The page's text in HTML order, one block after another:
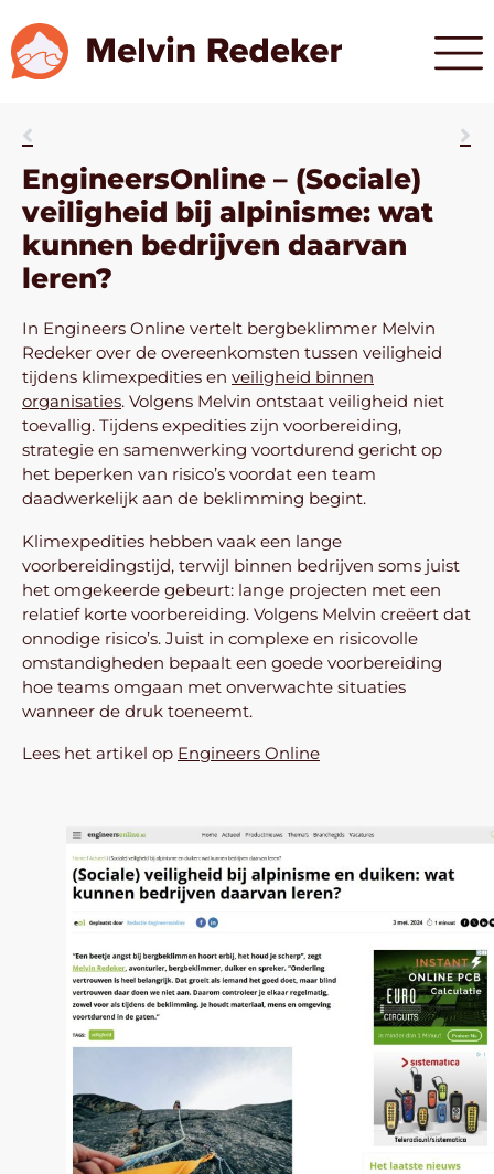
EngineersOnline – (Sociale)
veiligheid bij alpinisme: wat
kunnen bedrijven daarvan
leren?
In Engineers Online vertelt bergbeklimmer Melvin
Redeker over de overeenkomsten tussen veiligheid
tijdens klimexpedities en veiligheid binnen
organisaties. Volgens Melvin ontstaat veiligheid niet
toevallig. Tijdens expedities zijn voorbereiding,
strategie en samenwerking voortdurend gericht op
het beperken van risico’s voordat een team
daadwerkelijk aan de beklimming begint.
Klimexpedities hebben vaak een lange
voorbereidingstijd, terwijl binnen bedrijven soms juist
het omgekeerde gebeurt: lange projecten met een
relatief korte voorbereiding. Volgens Melvin creëert dat
onnodige risico’s. Juist in complexe en risicovolle
omstandigheden bepaalt een goede voorbereiding
hoe teams omgaan met onverwachte situaties
wanneer de druk toeneemt.
Lees het artikel op Engineers Online